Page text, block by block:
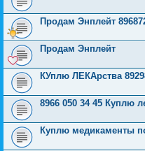
Продам Энплейт
Продам Энплейт
КУплю ЛЕКАрства
8966 050 34 45 Куплю
Куплю медикаменты